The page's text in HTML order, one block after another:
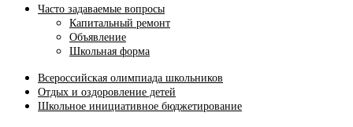
Часто задаваемые вопросы
Капитальный ремонт
Объявление
Школьная форма
Всероссийская олимпиада школьников
Отдых и оздоровление детей
Школьное инициативное бюджетирование